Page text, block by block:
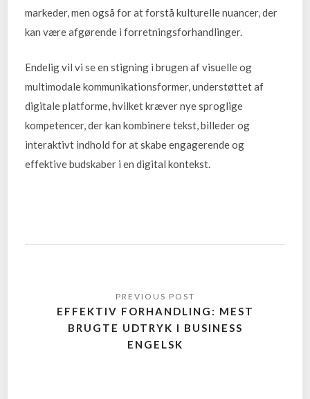
markeder, men også for at forstå kulturelle nuancer, der
kan være afgørende i forretningsforhandlinger.
Endelig vil vi se en stigning i brugen af visuelle og
multimodale kommunikationsformer, understøttet af
digitale platforme, hvilket kræver nye sproglige
kompetencer, der kan kombinere tekst, billeder og
interaktivt indhold for at skabe engagerende og
effektive budskaber i en digital kontekst.
EFFEKTIV FORHANDLING: MEST
BRUGTE UDTRYK I BUSINESS
ENGELSK